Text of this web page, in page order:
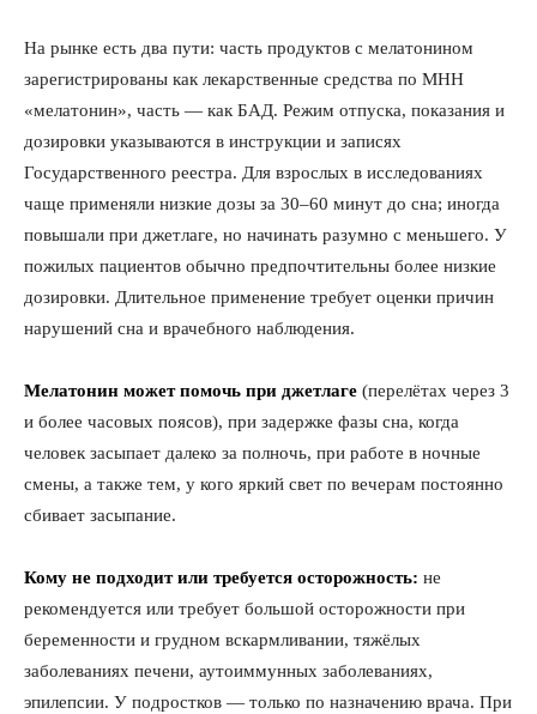
На рынке есть два пути: часть продуктов с мелатонином
зарегистрированы как лекарственные средства по МНН
«мелатонин», часть — как БАД. Режим отпуска, показания и
дозировки указываются в инструкции и записях
Государственного реестра. Для взрослых в исследованиях
чаще применяли низкие дозы за 30–60 минут до сна; иногда
повышали при джетлаге, но начинать разумно с меньшего. У
пожилых пациентов обычно предпочтительны более низкие
дозировки. Длительное применение требует оценки причин
нарушений сна и врачебного наблюдения.
Мелатонин может помочь при джетлаге (перелётах через 3
и более часовых поясов), при задержке фазы сна, когда
человек засыпает далеко за полночь, при работе в ночные
смены, а также тем, у кого яркий свет по вечерам постоянно
сбивает засыпание.
Кому не подходит или требуется осторожность: не
рекомендуется или требует большой осторожности при
беременности и грудном вскармливании, тяжёлых
заболеваниях печени, аутоиммунных заболеваниях,
эпилепсии. У подростков — только по назначению врача. При